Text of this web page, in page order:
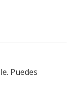
Puedes